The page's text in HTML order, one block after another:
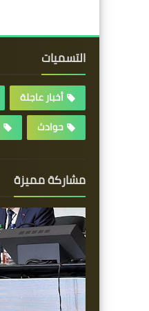
التسميات
أخبار عاجلة
حوادث
مشاركة مميزة